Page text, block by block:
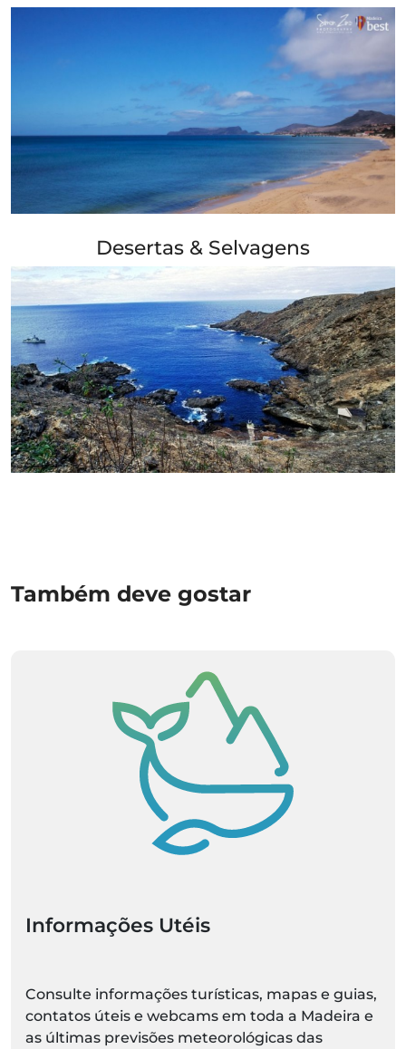
Desertas & Selvagens
Também deve gostar
Informações Utéis
Consulte informações turísticas, mapas e guias,
contatos úteis e webcams em toda a Madeira e
as últimas previsões meteorológicas das